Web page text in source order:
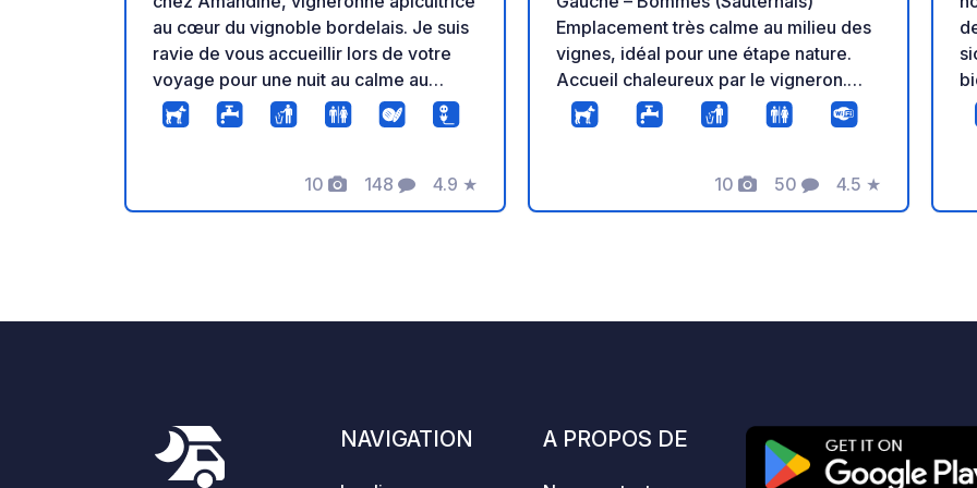
au cœur du vignoble bordelais. Je suis
ravie de vous accueillir lors de votre
voyage pour une nuit au calme au
milieu de mes vignes. Vous pourrez
stationner au milieu des rangs de
magnifique avec vue sur un Château du
Bordeaux Supérieur (de nombreux
millésimes de 2014 à 1993), et nos
10
Photos
148
Commentaires
4.9
Note
★
Emplacement très calme au milieu des
vignes, idéal pour une étape nature.
Accueil chaleureux par le vigneron.
Visite du chai et dégustation de nos
vins (Sauternes, moelleux, blanc sec,
petite participation bienvenue. Terrain
plat, accès facile, environnement très
10
Photos
50
Commentaires
4.5
Note
★
NAVIGATION A PROPOS DE